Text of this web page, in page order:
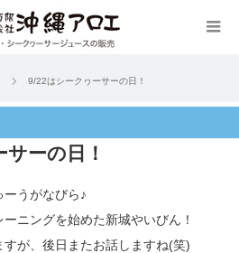
9/22はシークヮーサーの日！
ーの日！
うがなびら♪
ニングを始めた新城やいびん！
が、後日またお話しますね(笑)